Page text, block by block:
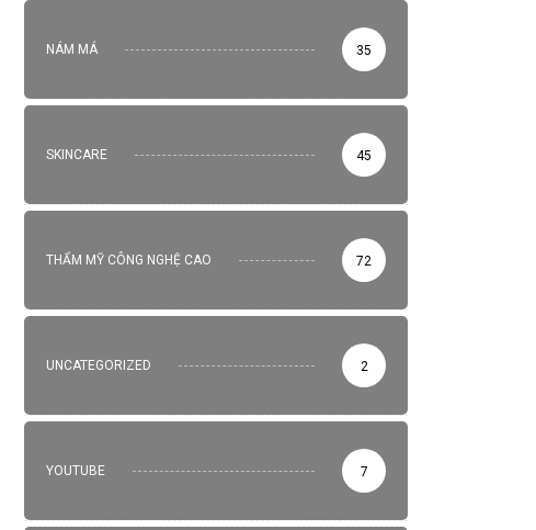
NÁM MÁ 35
SKINCARE 45
THẨM MỸ CÔNG NGHỆ CAO 72
UNCATEGORIZED 2
YOUTUBE 7